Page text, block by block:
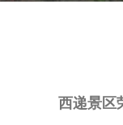
西递景区